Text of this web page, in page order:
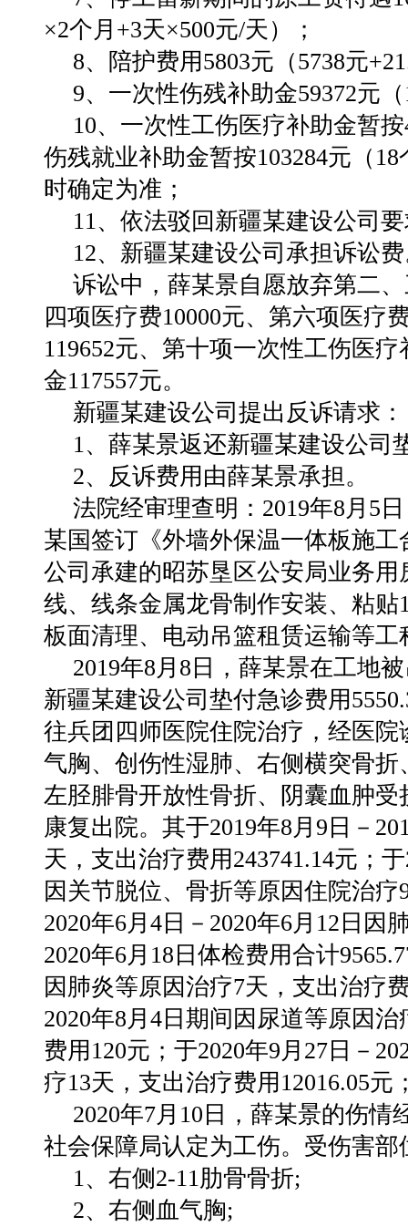
×2个月+3天×500元/天）；
8、陪护费用5803元（5738元
9、一次性伤残补助金59372元
10、一次性工伤医疗补助金暂
伤残就业补助金暂按103284元（
时确定为准；
11、依法驳回新疆某建设公司
12、新疆某建设公司承担诉讼
诉讼中，薛某景自愿放弃第二
四项医疗费10000元、第六项医疗
119652元、第十项一次性工伤医
金117557元。
新疆某建设公司提出反诉请求：
1、薛某景返还新疆某建设公司
2、反诉费用由薛某景承担。
法院经审理查明：2019年8月5
某国签订《外墙外保温一体板施
公司承建的昭苏垦区公安局业务
线、线条金属龙骨制作安装、粘
板面清理、电动吊篮租赁运输等
2019年8月8日，薛某景在工地
新疆某建设公司垫付急诊费用
往兵团四师医院住院治疗，经医
气胸、创伤性湿肺、右侧横突骨
左胫腓骨开放性骨折、阴囊血肿
康复出院。其于2019年8月9日－
天，支出治疗费用243741.14元；
因关节脱位、骨折等原因住院治
2020年6月4日－2020年6月12日
2020年6月18日体检费用合计
因肺炎等原因治疗7天，支出治疗
2020年8月4日期间因尿道等原因
费用120元；于2020年9月27日－
疗13天，支出治疗费用12016.05元
2020年7月10日，薛某景的伤
社会保障局认定为工伤。受伤害部
1、右侧2-11肋骨骨折;
2、右侧血气胸;